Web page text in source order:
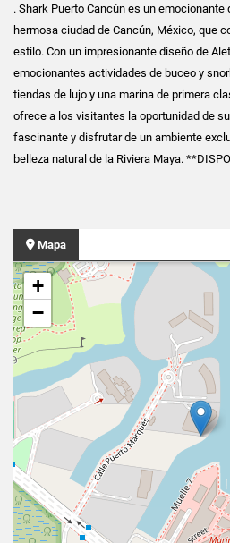
. Shark Puerto Cancún es un
hermosa ciudad de Cancún, México, que
estilo. Con un impresionante diseño de
emocionantes actividades de buceo y
tiendas de lujo y una marina de primera
ofrece a los visitantes la oportunidad de
fascinante y disfrutar de un ambiente
belleza natural de la Riviera Maya.
Mapa
+
−